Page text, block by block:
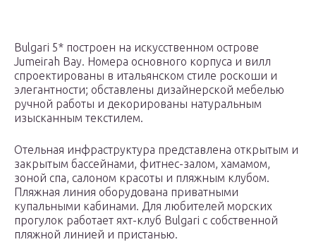
Bulgari 5* построен на искусственном острове
Jumeirah Bay. Номера основного корпуса и вилл
спроектированы в итальянском стиле роскоши и
элегантности; обставлены дизайнерской мебелью
ручной работы и декорированы натуральным
изысканным текстилем.
Отельная инфраструктура представлена открытым и
закрытым бассейнами, фитнес-залом, хамамом,
зоной спа, салоном красоты и пляжным клубом.
Пляжная линия оборудована приватными
купальными кабинами. Для любителей морских
прогулок работает яхт-клуб Bulgari с собственной
пляжной линией и пристанью.